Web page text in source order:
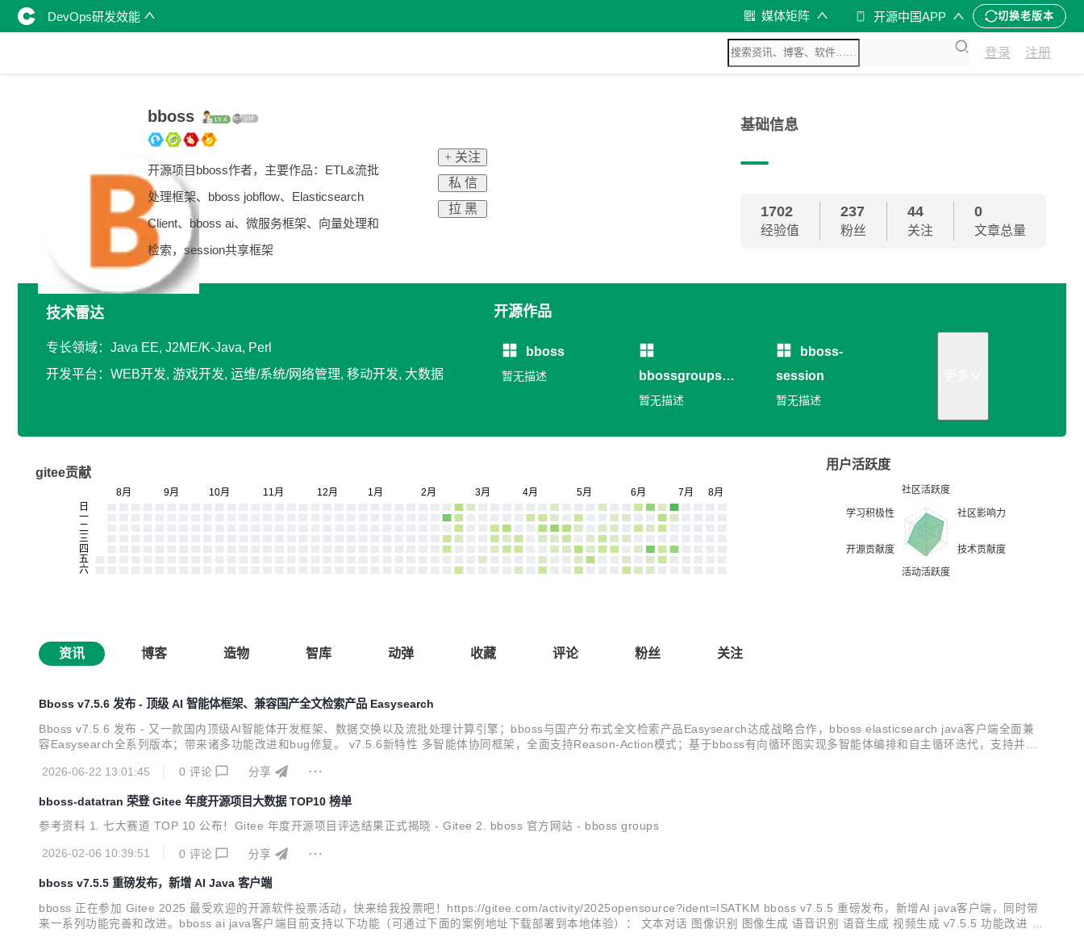
DevOps研发效能 媒体矩阵 开源中国APP 切换老版本
登录 注册
bboss
开源项目bboss作者，主要作品：ETL&流批
处理框架、bboss jobflow、Elasticsearch
Client、bboss ai、微服务框架、向量处理和
检索，session共享框架
+ 关注
私 信
拉 黑
基础信息
1702
经验值
237
粉丝
44
关注
0
文章总量
技术雷达
专长领域：Java EE, J2ME/K-Java, Perl
开发平台：WEB开发, 游戏开发, 运维/系统/网络管理, 移动开发, 大数据
开源作品
bboss
暂无描述
bbossgroups
RPC
暂无描述
bboss-
session
暂无描述
gitee贡献
用户活跃度
资讯 博客 造物 智库 动弹 收藏 评论 粉丝 关注
Bboss v7.5.6 发布 - 顶级 AI 智能体框架、兼容国产全文检索产品 Easysearch
Bboss v7.5.6 发布 - 又一款国内顶级AI智能体开发框架、数据交换以及流批处理计算引擎；bboss与国产分布式全文检索产品Easysearch达成战略合作，bboss elasticsearch java客户端全面兼
容Easysearch全系列版本；带来诸多功能改进和bug修复。 v7.5.6新特性 多智能体协同框架，全面支持Reason-Action模式；基于bboss有向循环图实现多智能体编排和自主循环迭代，支持并
2026-06-22 13:01:45
0 评论 分享
bboss-datatran 荣登 Gitee 年度开源项目大数据 TOP10 榜单
参考资料 1. 七大赛道 TOP 10 公布！Gitee 年度开源项目评选结果正式揭晓 - Gitee 2. bboss 官方网站 - bboss groups
2026-02-06 10:39:51 0 评论 分享
bboss v7.5.5 重磅发布，新增 AI Java 客户端
bboss 正在参加 Gitee 2025 最受欢迎的开源软件投票活动，快来给我投票吧！https://gitee.com/activity/2025opensource?ident=ISATKM bboss v7.5.5 重磅发布，新增AI java客户端，同时带
来一系列功能完善和改进。bboss ai java客户端目前支持以下功能（可通过下面的案例地址下载部署到本地体验）： 文本对话 图像识别 图像生成 语音识别 语音生成 视频生成 v7.5.5 功能改进 AI